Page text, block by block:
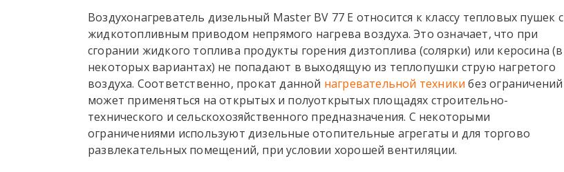
Воздухонагреватель дизельный Master BV 77 E относится к классу тепловых пушек с
жидкотопливным приводом непрямого нагрева воздуха. Это означает, что при
сгорании жидкого топлива продукты горения дизтоплива (солярки) или керосина (в
некоторых вариантах) не попадают в выходящую из теплопушки струю нагретого
воздуха. Соответственно, прокат данной нагревательной техники без ограничений
может применяться на открытых и полуоткрытых площадях строительно-
технического и сельскохозяйственного предназначения. С некоторыми
ограничениями используют дизельные отопительные агрегаты и для торгово
развлекательных помещений, при условии хорошей вентиляции.